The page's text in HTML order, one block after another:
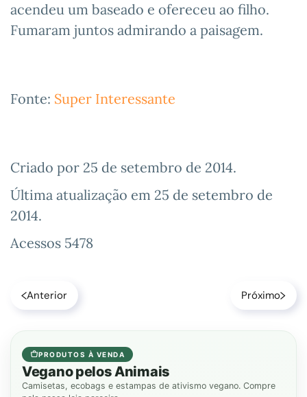
acendeu um baseado e ofereceu ao filho.
Fumaram juntos admirando a paisagem.
Fonte: Super Interessante
Criado por 25 de setembro de 2014.
Última atualização em 25 de setembro de
2014.
Acessos 5478
Anterior Próximo
PRODUTOS À VENDA
Vegano pelos Animais
Camisetas, ecobags e estampas de ativismo vegano. Compre